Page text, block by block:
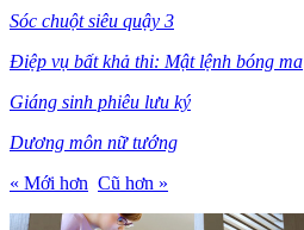
Sóc chuột siêu quậy 3
Điệp vụ bất khả thi: Mật lệnh bóng ma
Giáng sinh phiêu lưu ký
Dương môn nữ tướng
« Mới hơn Cũ hơn »